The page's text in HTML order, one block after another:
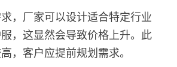
，厂家可以设计适合特定行业
，这显然会导致价格上升。此
，客户应提前规划需求。